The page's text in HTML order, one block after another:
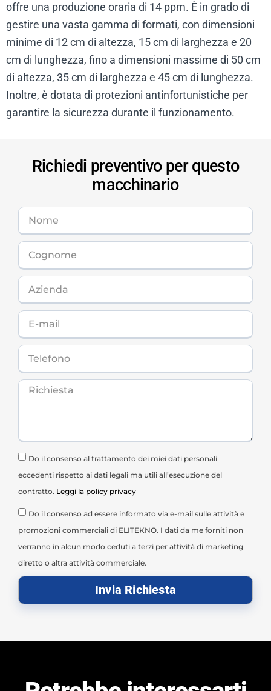
offre una produzione oraria di 14 ppm. È in grado di
gestire una vasta gamma di formati, con dimensioni
minime di 12 cm di altezza, 15 cm di larghezza e 20
cm di lunghezza, fino a dimensioni massime di 50 cm
di altezza, 35 cm di larghezza e 45 cm di lunghezza.
Inoltre, è dotata di protezioni antinfortunistiche per
garantire la sicurezza durante il funzionamento.
Richiedi preventivo per questo
macchinario
Do il consenso al trattamento dei miei dati personali
eccedenti rispetto ai dati legali ma utili all’esecuzione del
contratto. Leggi la policy privacy
Do il consenso ad essere informato via e-mail sulle attività e
promozioni commerciali di ELITEKNO. I dati da me forniti non
verranno in alcun modo ceduti a terzi per attività di marketing
diretto o altra attività commerciale.
Invia Richiesta